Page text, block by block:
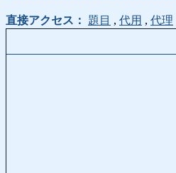
直接アクセス： 題目 , 代用 , 代理